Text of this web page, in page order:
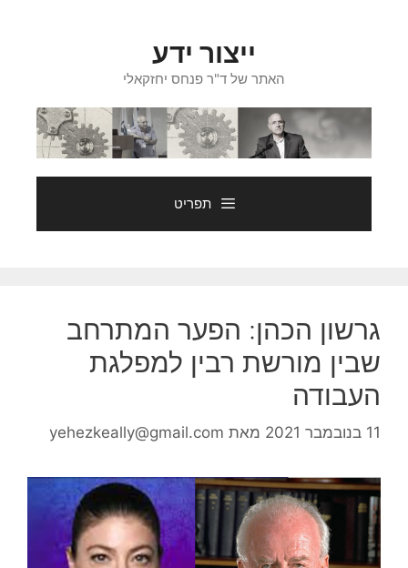
ייצור ידע
האתר של ד"ר פנחס יחזקאלי
תפריט
גרשון הכהן: הפער המתרחב
שבין מורשת רבין למפלגת
העבודה
11 בנובמבר 2021 מאת yehezkeally@gmail.com